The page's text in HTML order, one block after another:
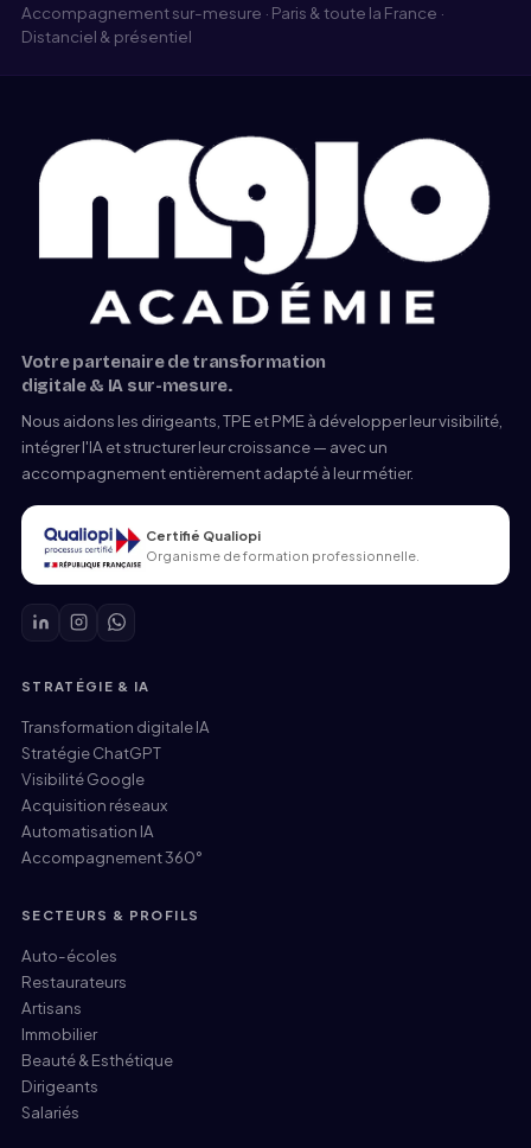
Accompagnement sur-mesure · Paris & toute la France ·
Distanciel & présentiel
Votre partenaire de transformation
digitale & IA sur-mesure.
Nous aidons les dirigeants, TPE et PME à développer leur visibilité,
intégrer l'IA et structurer leur croissance — avec un
accompagnement entièrement adapté à leur métier.
Certifié Qualiopi
Organisme de formation professionnelle.
STRATÉGIE & IA
Transformation digitale IA
Stratégie ChatGPT
Visibilité Google
Acquisition réseaux
Automatisation IA
Accompagnement 360°
SECTEURS & PROFILS
Auto-écoles
Restaurateurs
Artisans
Immobilier
Beauté & Esthétique
Dirigeants
Salariés